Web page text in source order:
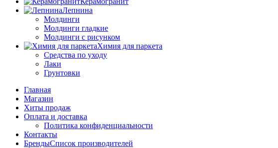
Лепнина
Молдинги
Молдинги гладкие
Молдинги с рисунком
Химия для паркета
Средства по уходу
Лаки
Грунтовки
Главная
Магазин
Хиты продаж
Оплата и доставка
Политика конфиденциальности
Контакты
БрендыСписок производителей